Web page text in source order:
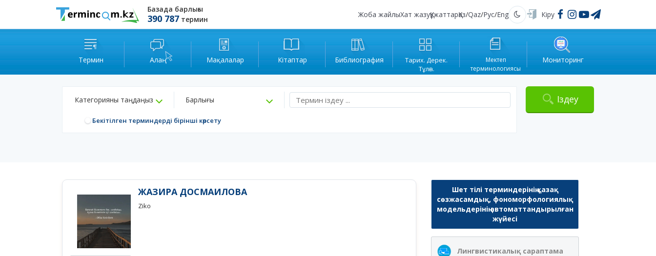
Базада барлығы
390 787 термин
Жоба жайлыХат жазуҚұжаттарҚаз/Qaz/Рус/Eng Қараңғы Кіру
Термин Алаң Мақалалар Кітаптар Библиография
Тарих. Дерек.
Тұлға.
Мектеп
терминологиясы
Мониторинг
Категорияны таңдаңыз Барлығы
Бекітілген терминдерді бірінші көрсету
Іздеу
ЖАЗИРА ДОСМАИЛОВА
Ziko
Шет тілі терминдерінің қазақ
сөзжасамдық, фономорфологиялық
модельдерінің автоматтандырылған
жүйесі
Лингвистикалық сараптама